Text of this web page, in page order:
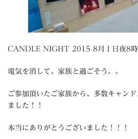
CANDLE NIGHT 2015 8月１日夜8
電気を消して、家族と過ごそう。。
ご参加頂いたご家族から、多数キャン
ました！！
本当にありがとうございました！！！